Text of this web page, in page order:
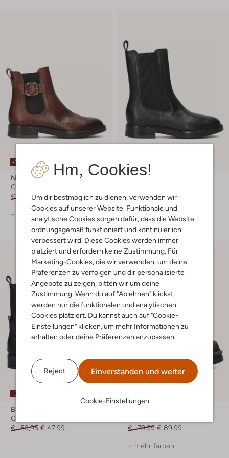
Hm, Cookies!
Um dir bestmöglich zu dienen, verwenden wir
Cookies auf unserer Website. Funktionale und
analytische Cookies sorgen dafür, dass die Website
ordnungsgemäß funktioniert und kontinuierlich
verbessert wird. Diese Cookies werden immer
platziert und erfordern keine Zustimmung. Für
Marketing-Cookies, die wir verwenden, um deine
Präferenzen zu verfolgen und dir personalisierte
Angebote zu zeigen, bitten wir um deine
Zustimmung. Wenn du auf "Ablehnen" klickst,
werden nur die funktionalen und analytischen
Cookies platziert. Du kannst auch auf "Cookie-
Einstellungen" klicken, um mehr Informationen zu
erhalten oder deine Präferenzen anzupassen.
Reject Einverstanden und weiter
Cookie-Einstellungen
-70%
Notre-V
Chelsea Boots
€ 149,95 € 44,99
+ mehr farben
Notre-V
€ 149,95 € 74,99
+ mehr farben
-70%
Blasz
Chelsea Boots
€ 159,95 € 47,99
€ 179,99 € 89,99
+ mehr farben